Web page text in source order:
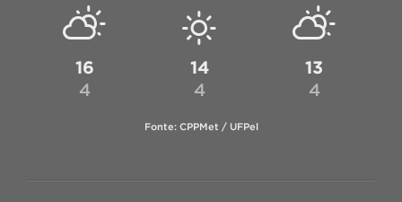
16
4
14
4
13
4
Fonte: CPPMet / UFPel